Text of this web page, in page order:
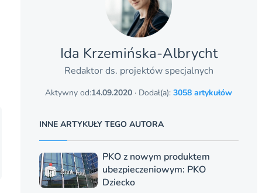
Ida Krzemińska-Albrycht
Redaktor ds. projektów specjalnych
Aktywny od:14.09.2020 · Dodał(a):3058 artykułów
INNE ARTYKUŁY TEGO AUTORA
PKO z nowym produktem
ubezpieczeniowym: PKO
Dziecko